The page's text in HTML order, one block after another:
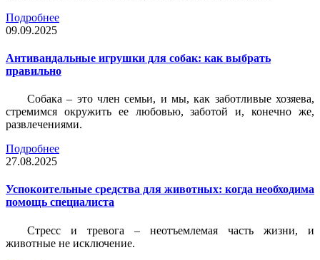
Подробнее
09.09.2025
Антивандальные игрушки для собак: как выбрать
правильно
Собака – это член семьи, и мы, как заботливые хозяева,
стремимся окружить ее любовью, заботой и, конечно же,
развлечениями.
Подробнее
27.08.2025
Успокоительные средства для животных: когда необходима
помощь специалиста
Стресс и тревога – неотъемлемая часть жизни, и
животные не исключение.